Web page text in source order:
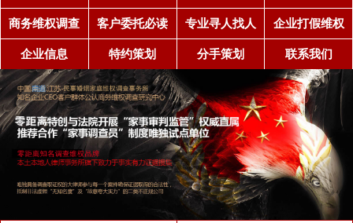
商务维权调查 客户委托必读 专业寻人找人 企业打假维权
企业信息 特约策划 分手策划 联系我们